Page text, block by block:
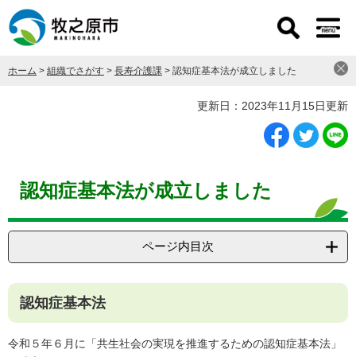
ー
先
ニ
をホーム > 組織でさがす > 長寿介護課 > 認知症基本法が成立しました
更新日：2023年11月15日更新
認知症基本法が成立しました
ページ内目次
認知症基本法
令和５年６月に「共生社会の実現を推進するための認知症基本法」